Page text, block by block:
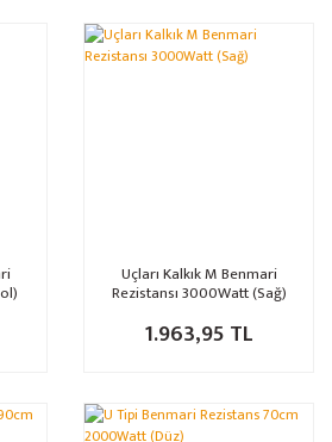
Uçları Kalkık M Benmari
Rezistansı 3000Watt (Sağ)
1.963,95 TL